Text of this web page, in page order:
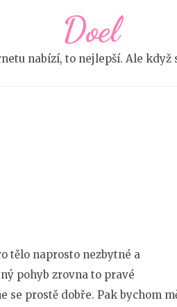
Doel
nabízí, to nejlepší. Ale
tělo naprosto nezbytné a
pohyb zrovna to pravé
se prostě dobře. Pak bychom